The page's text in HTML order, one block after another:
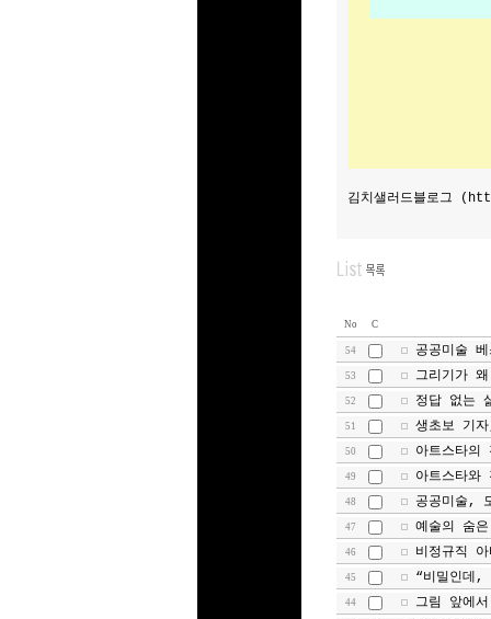
김치샐러드블로그 (
No C
54 공공미술 베
53 그리기가
52 정답 없는
51 생초보 기
50 아트스타의
49 아트스타와
48 공공미술,
47 예술의 숨
46 비정규직
45 “비밀인데,
44 그림 앞에